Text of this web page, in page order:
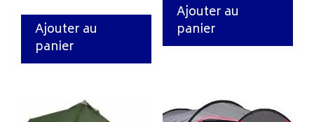
Ajouter au
panier
Ajouter au
panier